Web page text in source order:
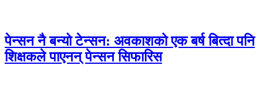
पेन्सन नै बन्यो टेन्सन: अवकाशको एक बर्ष बित्दा पनि
शिक्षकले पाएनन् पेन्सन सिफारिस